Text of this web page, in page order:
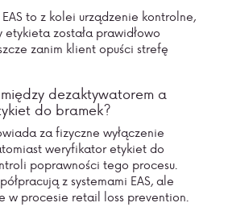
to z kolei urządzenie kontrolne,
etykieta została prawidłowo
zanim klient opuści strefę
dezaktywatorem a
do bramek?
za fizyczne wyłączenie
weryfikator etykiet do
poprawności tego procesu.
z systemami EAS, ale
w procesie retail loss prevention.